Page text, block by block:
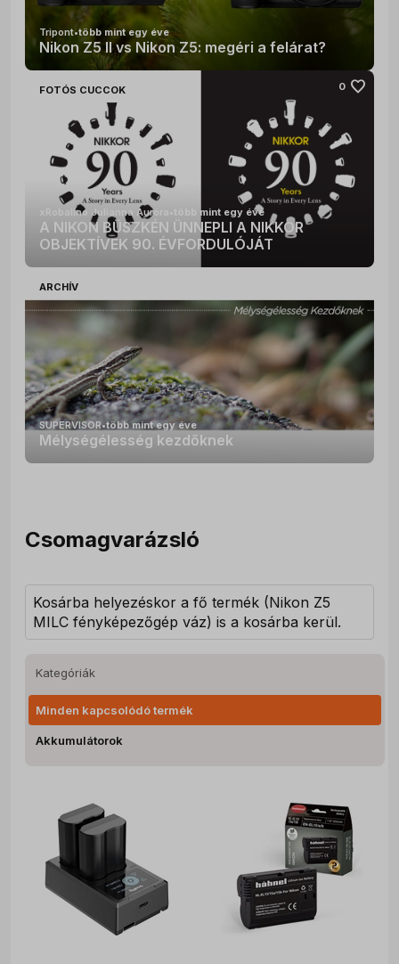
Nikon Z5 II vs Nikon Z5: megéri a felárat?
Tripont•több mint egy éve
FOTÓS CUCCOK 0 favorite
A NIKON BÜSZKÉN ÜNNEPLI A NIKKOR
OBJEKTÍVEK 90. ÉVFORDULÓJÁT
xRobalino Julianna Auróra több mint egy éve
ARCHÍV
Mélységélesség kezdőknek
SUPERVISOR•több mint egy éve
Csomagvarázsló
Kosárba helyezéskor a fő termék (Nikon Z5
MILC fényképezőgép váz) is a kosárba kerül.
Kategóriák
Minden kapcsolódó termék
Akkumulátorok